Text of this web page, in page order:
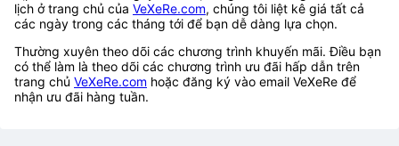
lịch ở trang chủ của VeXeRe.com, chúng tôi liệt kê giá tất cả
các ngày trong các tháng tới để bạn dễ dàng lựa chọn.
Thường xuyên theo dõi các chương trình khuyến mãi. Điều bạn
có thể làm là theo dõi các chương trình ưu đãi hấp dẫn trên
trang chủ VeXeRe.com hoặc đăng ký vào email VeXeRe để
nhận ưu đãi hàng tuần.